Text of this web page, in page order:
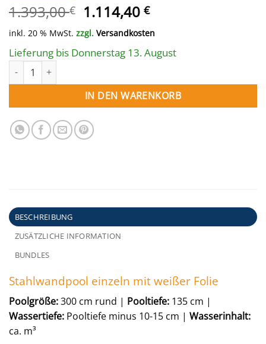
1.393,00€ Ursprünglicher
Preis
war:
1.393,00 €
1.114,40€Aktueller
ist:
1.114,40 €.
inkl. 20 % MwSt. zzgl. Versandkosten
Lieferung bis Donnerstag 13. August
Einzelbecken Stahl­wand-Rundpool 300 x 135 cm | Poolfolie
IN DEN WARENKORB
BESCHREIBUNG
ZUSÄTZLICHE INFORMATION
BUNDLES
Stahlwandpool einzeln mit weißer Folie
Poolgröße:300 cm rund | Pooltiefe: 135 cm |
Wassertiefe: Pooltiefe minus 10-15 cm | Wasserinhalt:
ca. m³